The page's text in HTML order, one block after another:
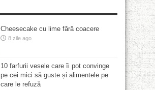
Cheesecake cu lime fără coacere
8 zile ago
10 farfurii vesele care îi pot convinge
pe cei mici să guste și alimentele pe
care le refuză